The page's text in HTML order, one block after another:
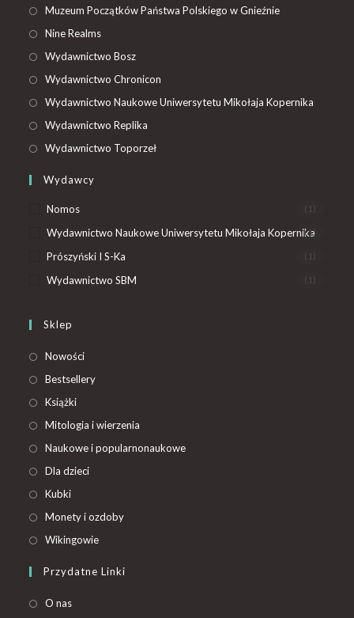
Muzeum Początków Państwa Polskiego w Gnieźnie
Nine Realms
Wydawnictwo Bosz
Wydawnictwo Chronicon
Wydawnictwo Naukowe Uniwersytetu Mikołaja Kopernika
Wydawnictwo Replika
Wydawnictwo Toporzeł
Wydawcy
Nomos (1)
Wydawnictwo Naukowe Uniwersytetu Mikołaja Kopernika
(1)
Prószyński I S-Ka (1)
Wydawnictwo SBM (1)
Sklep
Nowości
Bestsellery
Książki
Mitologia i wierzenia
Naukowe i popularnonaukowe
Dla dzieci
Kubki
Monety i ozdoby
Wikingowie
Przydatne Linki
O nas